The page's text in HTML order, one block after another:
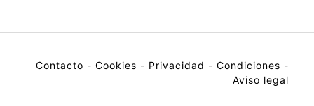
Contacto - Cookies - Privacidad - Condiciones -
Aviso legal